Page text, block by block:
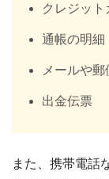
クレジッ
通帳の明細
メールや郵
出金伝票
また、携帯電話